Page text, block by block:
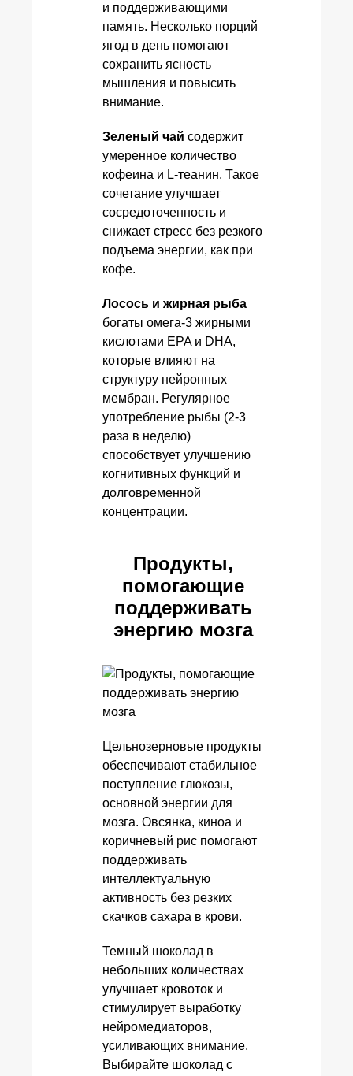
и поддерживающими
память. Несколько порций
ягод в день помогают
сохранить ясность
мышления и повысить
внимание.
Зеленый чай содержит
умеренное количество
кофеина и L-теанин. Такое
сочетание улучшает
сосредоточенность и
снижает стресс без резкого
подъема энергии, как при
кофе.
Лосось и жирная рыба
богаты омега-3 жирными
кислотами EPA и DHA,
которые влияют на
структуру нейронных
мембран. Регулярное
употребление рыбы (2-3
раза в неделю)
способствует улучшению
когнитивных функций и
долговременной
концентрации.
Продукты,
помогающие
поддерживать
энергию мозга
Цельнозерновые продукты
обеспечивают стабильное
поступление глюкозы,
основной энергии для
мозга. Овсянка, киноа и
коричневый рис помогают
поддерживать
интеллектуальную
активность без резких
скачков сахара в крови.
Темный шоколад в
небольших количествах
улучшает кровоток и
стимулирует выработку
нейромедиаторов,
усиливающих внимание.
Выбирайте шоколад с